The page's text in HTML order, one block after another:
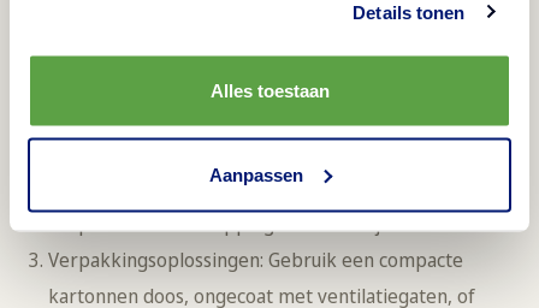
Details tonen
Alles toestaan
Aanpassen
heeft enkele oplossingen aanbevolen
voor de beste resultaten op het gebied van
wat zout mee. Zo wordt de friet niet slap.
Verpakkingsoplossingen: Gebruik een compacte
kartonnen doos, ongecoat met ventilatiegaten, of